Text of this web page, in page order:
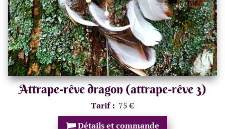
Attrape-rêve dragon (attrape-rêve 3)
Tarif : 75 €
Détails et commande